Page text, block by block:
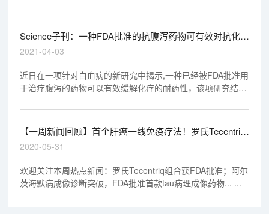
Science子刊：一种FDA批准的抗腹泻药物可有效对抗化疗
的耐药性
2021-04-03
近日在一项针对白血病的新研究中揭示,一种已经被FDA批准用
于治疗腹泻的药物可以有效缓解化疗的耐药性，该项研究结果
【一周新闻回顾】首个肝癌一线免疫疗法！罗氏Tecentriq
组合获FDA批准
2020-05-31
欢迎关注本周热点新闻：罗氏Tecentriq组合获FDA批准；阿尔
茨海默病成像诊断突破，FDA批准首款tau病理成像药物... ...